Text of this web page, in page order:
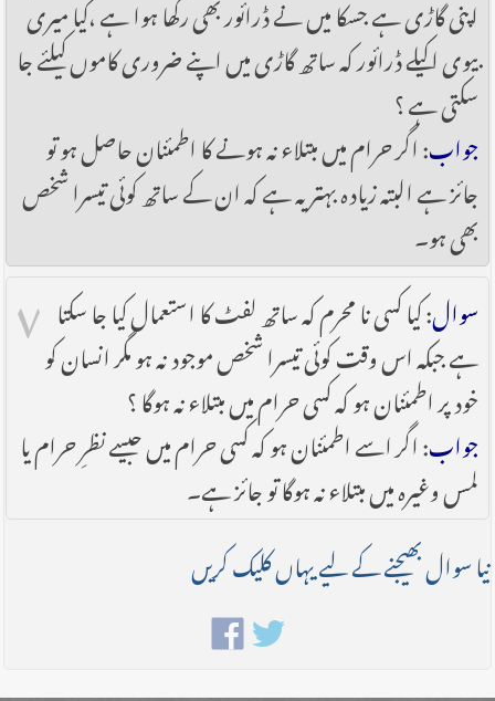
اپنی گاڑی ہے جسکا میں نے ڈرائور بھی رکھا ہوا ہے ،کیا میری
بیوی اکیلے ڈرائور کہ ساتھ گاڑی میں اپنے ضروری کاموں کیلئے جا
سکتی ہے ؟
جواب: اگر حرام میں مبتلاء نہ ہونے کا اطمئنان حاصل ہو تو
جائز ہے البتہ زیادہ بہتر یہ ہے کہ ان کے ساتھ کوئی تیسرا شخص
بھی ہو۔
۷ سوال: کیا کسی نا محرم کہ ساتھ لفٹ کا استعمال کیا جا سکتا
ہے جبکہ اس وقت کوئی تیسرا شخص موجود نہ ہو مگر انسان کو
خود پر اطمئنان ہو کہ کسی حرام میں مبتلاء نہ ہوگا ؟
جواب: اگر اسے اطمئنان ہو کہ کسی حرام میں جیسے نظرِ حرام یا
لمس وغیرہ میں مبتلاء نہ ہوگا تو جائز ہے۔
نیا سوال بھیجنے کے لیے یہاں کلیک کریں